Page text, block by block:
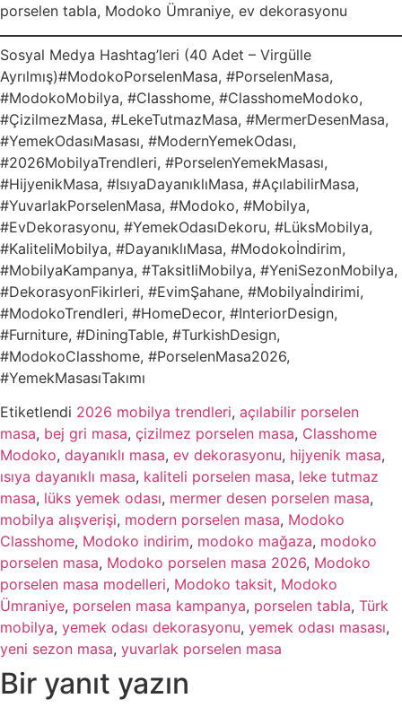
porselen tabla, Modoko Ümraniye, ev dekorasyonu
Sosyal Medya Hashtag’leri (40 Adet – Virgülle
Ayrılmış)#ModokoPorselenMasa, #PorselenMasa,
#ModokoMobilya, #Classhome, #ClasshomeModoko,
#ÇizilmezMasa, #LekeTutmazMasa, #MermerDesenMasa,
#YemekOdasıMasası, #ModernYemekOdası,
#2026MobilyaTrendleri, #PorselenYemekMasası,
#HijyenikMasa, #IsıyaDayanıklıMasa, #AçılabilirMasa,
#YuvarlakPorselenMasa, #Modoko, #Mobilya,
#EvDekorasyonu, #YemekOdasıDekoru, #LüksMobilya,
#KaliteliMobilya, #DayanıklıMasa, #Modokoİndirim,
#MobilyaKampanya, #TaksitliMobilya, #YeniSezonMobilya,
#DekorasyonFikirleri, #EvimŞahane, #Mobilyaİndirimi,
#ModokoTrendleri, #HomeDecor, #InteriorDesign,
#Furniture, #DiningTable, #TurkishDesign,
#ModokoClasshome, #PorselenMasa2026,
#YemekMasasıTakımı
Etiketlendi 2026 mobilya trendleri, açılabilir porselen
masa, bej gri masa, çizilmez porselen masa, Classhome
Modoko, dayanıklı masa, ev dekorasyonu, hijyenik masa,
ısıya dayanıklı masa, kaliteli porselen masa, leke tutmaz
masa, lüks yemek odası, mermer desen porselen masa,
mobilya alışverişi, modern porselen masa, Modoko
Classhome, Modoko indirim, modoko mağaza, modoko
porselen masa, Modoko porselen masa 2026, Modoko
porselen masa modelleri, Modoko taksit, Modoko
Ümraniye, porselen masa kampanya, porselen tabla, Türk
mobilya, yemek odası dekorasyonu, yemek odası masası,
yeni sezon masa, yuvarlak porselen masa
Bir yanıt yazın